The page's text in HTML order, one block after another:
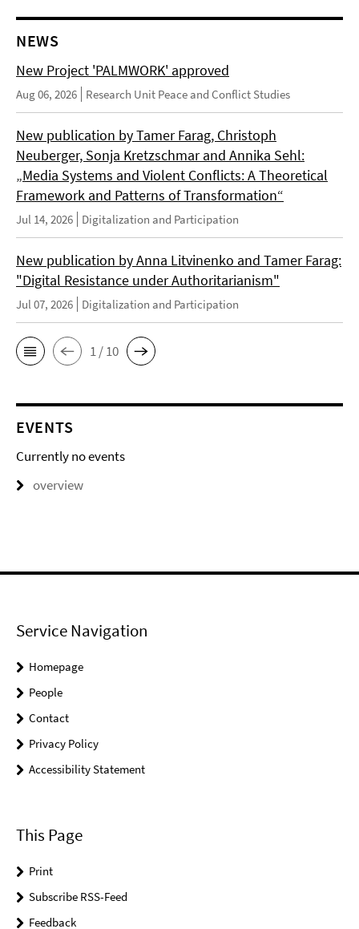
NEWS
New Project 'PALMWORK' approved
Aug 06, 2026 Research Unit Peace and Conflict Studies
New publication by Tamer Farag, Christoph
Neuberger, Sonja Kretzschmar and Annika Sehl:
„Media Systems and Violent Conflicts: A Theoretical
Framework and Patterns of Transformation“
Jul 14, 2026 Digitalization and Participation
New publication by Anna Litvinenko and Tamer Farag:
"Digital Resistance under Authoritarianism"
Jul 07, 2026 Digitalization and Participation
1 / 10
EVENTS
Currently no events
overview
Service Navigation
Homepage
People
Contact
Privacy Policy
Accessibility Statement
This Page
Print
Subscribe RSS-Feed
Feedback